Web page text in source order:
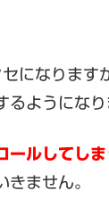
になります
ようになり
ールしてしま
ません。